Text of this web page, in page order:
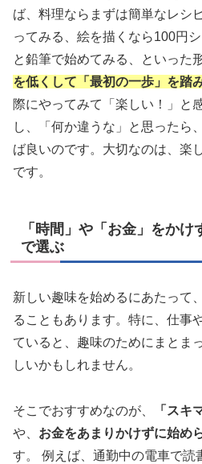
ば、料理ならまずは簡単なレシ
ってみる、絵を描くなら100円
と鉛筆で始めてみる、といった形
を低くして「最初の一歩」を踏
際にやってみて「楽しい！」と
し、「何か違うな」と思ったら
ば良いのです。大切なのは、楽
です。
「時間」や「お金」をか
で選ぶ
新しい趣味を始めるにあたって
ることもあります。特に、仕事
ていると、趣味のためにまとま
しいかもしれません。
そこでおすすめなのが、 「スキ
や、 お金をあまりかけずに始め
す。 例えば、通勤中の電車で読